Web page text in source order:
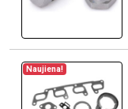
Naujiena!